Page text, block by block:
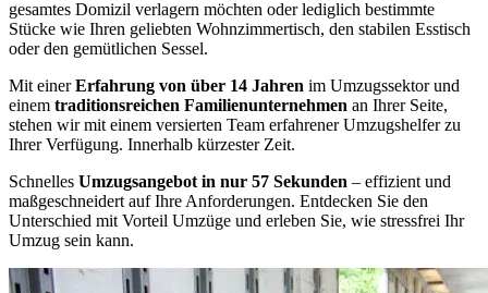
gesamtes Domizil verlagern möchten oder lediglich bestimmte
Stücke wie Ihren geliebten Wohnzimmertisch, den stabilen Esstisch
oder den gemütlichen Sessel.
Mit einerErfahrung von über 14 Jahren im Umzugssektor und
einem traditionsreichen Familienunternehmen an Ihrer Seite,
stehen wir mit einem versierten Team erfahrener Umzugshelfer zu
Ihrer Verfügung. Innerhalb kürzester Zeit.
Schnelles Umzugsangebot in nur 57 Sekunden – effizient und
maßgeschneidert auf Ihre Anforderungen. Entdecken Sie den
Unterschied mit Vorteil Umzüge und erleben Sie, wie stressfrei Ihr
Umzug sein kann.